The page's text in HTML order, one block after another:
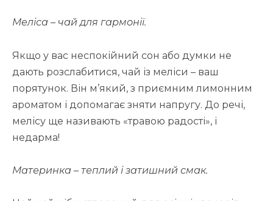
Меліса – чай для гармонії.
Якщо у вас неспокійний сон або думки не
дають розслабитися, чай із меліси – ваш
порятунок. Він м’який, з приємним лимонним
ароматом і допомагає зняти напругу. До речі,
мелісу ще називають «травою радості», і
недарма!
Материнка – теплий і затишний смак.